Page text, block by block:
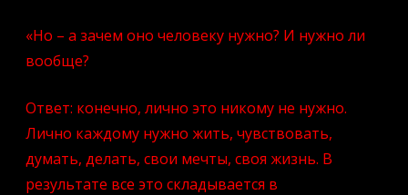
«Но – а зачем оно человеку нужно? И нужно ли
вообще?
Ответ: конечно, лично это никому не нужно.
Лично каждому нужно жить, чувствовать,
думать, делать, свои мечты, своя жизнь. В
результате все это складывается в